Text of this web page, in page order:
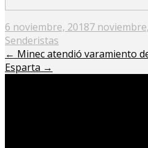
Posted
on
6 noviembre, 20187
Senderistas
← Minec atendió varamiento
Esparta →